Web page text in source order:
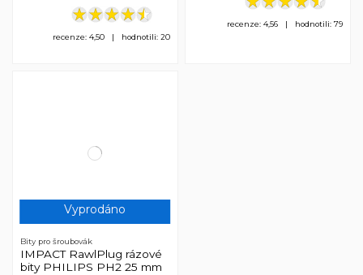
recenze: 4,50 | hodnotili: 20
recenze: 4,56 | hodnotili: 79
Vyprodáno
Bity pro šroubovák
IMPACT RawlPlug rázové
bity PHILIPS PH2 25 mm